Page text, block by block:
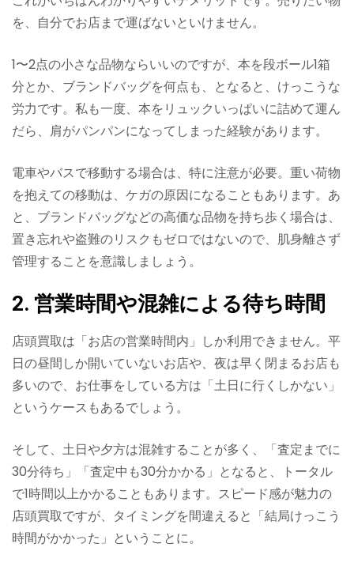
を、自分でお店まで運ばないといけません。
1〜2点の小さな品物ならいいのですが、本を段ボール1箱
分とか、ブランドバッグを何点も、となると、けっこうな
労力です。私も一度、本をリュックいっぱいに詰めて運ん
だら、肩がパンパンになってしまった経験があります。
電車やバスで移動する場合は、特に注意が必要。重い荷物
を抱えての移動は、ケガの原因になることもあります。あ
と、ブランドバッグなどの高価な品物を持ち歩く場合は、
置き忘れや盗難のリスクもゼロではないので、肌身離さず
管理することを意識しましょう。
2. 営業時間や混雑による待ち時間
店頭買取は「お店の営業時間内」しか利用できません。平
日の昼間しか開いていないお店や、夜は早く閉まるお店も
多いので、お仕事をしている方は「土日に行くしかない」
というケースもあるでしょう。
そして、土日や夕方は混雑することが多く、「査定までに
30分待ち」「査定中も30分かかる」となると、トータル
で1時間以上かかることもあります。スピード感が魅力の
店頭買取ですが、タイミングを間違えると「結局けっこう
時間がかかった」ということに。